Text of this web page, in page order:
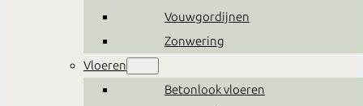
Vouwgordijnen
Zonwering
Vloeren
Betonlook vloeren